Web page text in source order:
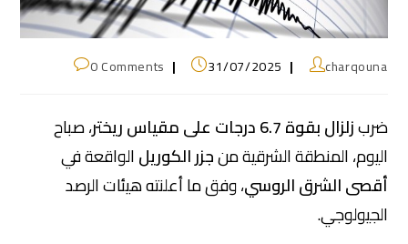
charqouna
31/07/2025
0 Comments
ضربزلزال بقوة 6.7 درجات على مقياس ريختر
، صباح
اليوم، المنطقة الشرقية منجزر الكوريلالواقعة في
أقصى الشرق الروسي، وفق ما أعلنته هيئات الرصد
الجيولوجي.